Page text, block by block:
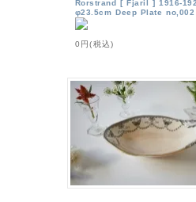
Rorstrand [ Fjaril ] 1916-
φ23.5cm Deep Plate no,002
0円(税込)